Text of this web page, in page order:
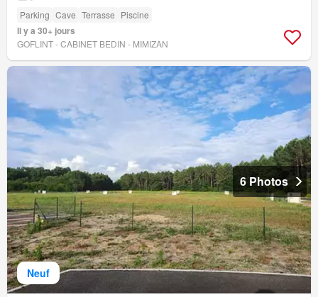
Parking Cave Terrasse Piscine
Il y a 30+ jours
GOFLINT - CABINET BEDIN - MIMIZAN
Neuf
6 Photos